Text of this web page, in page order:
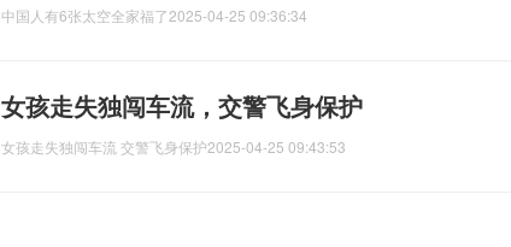
中国人有6张太空全家福了2025-04-25 09:36:34
女孩走失独闯车流，交警飞身保护
女孩走失独闯车流 交警飞身保护2025-04-25 09:43:53